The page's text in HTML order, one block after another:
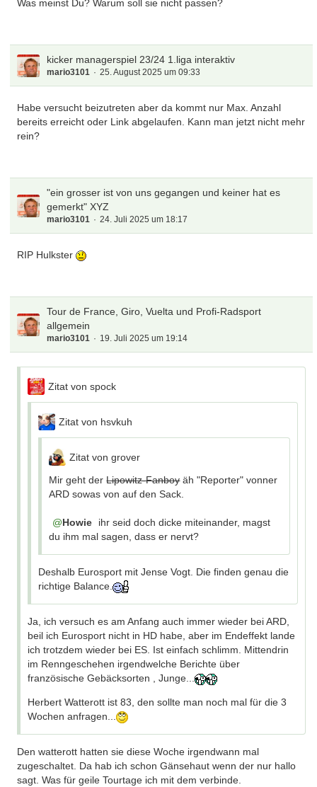
Was meinst Du? Warum soll sie nicht passen?
kicker managerspiel 23/24 1.liga interaktiv
mario3101 25. August 2025 um 09:33
Habe versucht beizutreten aber da kommt nur Max. Anzahl
bereits erreicht oder Link abgelaufen. Kann man jetzt nicht mehr
rein?
"ein grosser ist von uns gegangen und keiner hat es
gemerkt" XYZ
mario3101 24. Juli 2025 um 18:17
RIP Hulkster
Tour de France, Giro, Vuelta und Profi-Radsport
allgemein
mario3101 19. Juli 2025 um 19:14
Zitat von spock
Zitat von hsvkuh
Zitat von grover
Mir geht derLipowitz-Fanboyäh "Reporter" vonner
ARD sowas von auf den Sack.
Howie
ihr seid doch dicke miteinander, magst
du ihm mal sagen, dass er nervt?
Deshalb Eurosport mit Jense Vogt. Die finden genau die
richtige Balance.
Ja, ich versuch es am Anfang auch immer wieder bei ARD,
beil ich Eurosport nicht in HD habe, aber im Endeffekt lande
ich trotzdem wieder bei ES. Ist einfach schlimm. Mittendrin
im Renngeschehen irgendwelche Berichte über
französische Gebäcksorten , Junge...
Herbert Watterott ist 83, den sollte man noch mal für die 3
Wochen anfragen...
Den watterott hatten sie diese Woche irgendwann mal
zugeschaltet. Da hab ich schon Gänsehaut wenn der nur hallo
sagt. Was für geile Tourtage ich mit dem verbinde.